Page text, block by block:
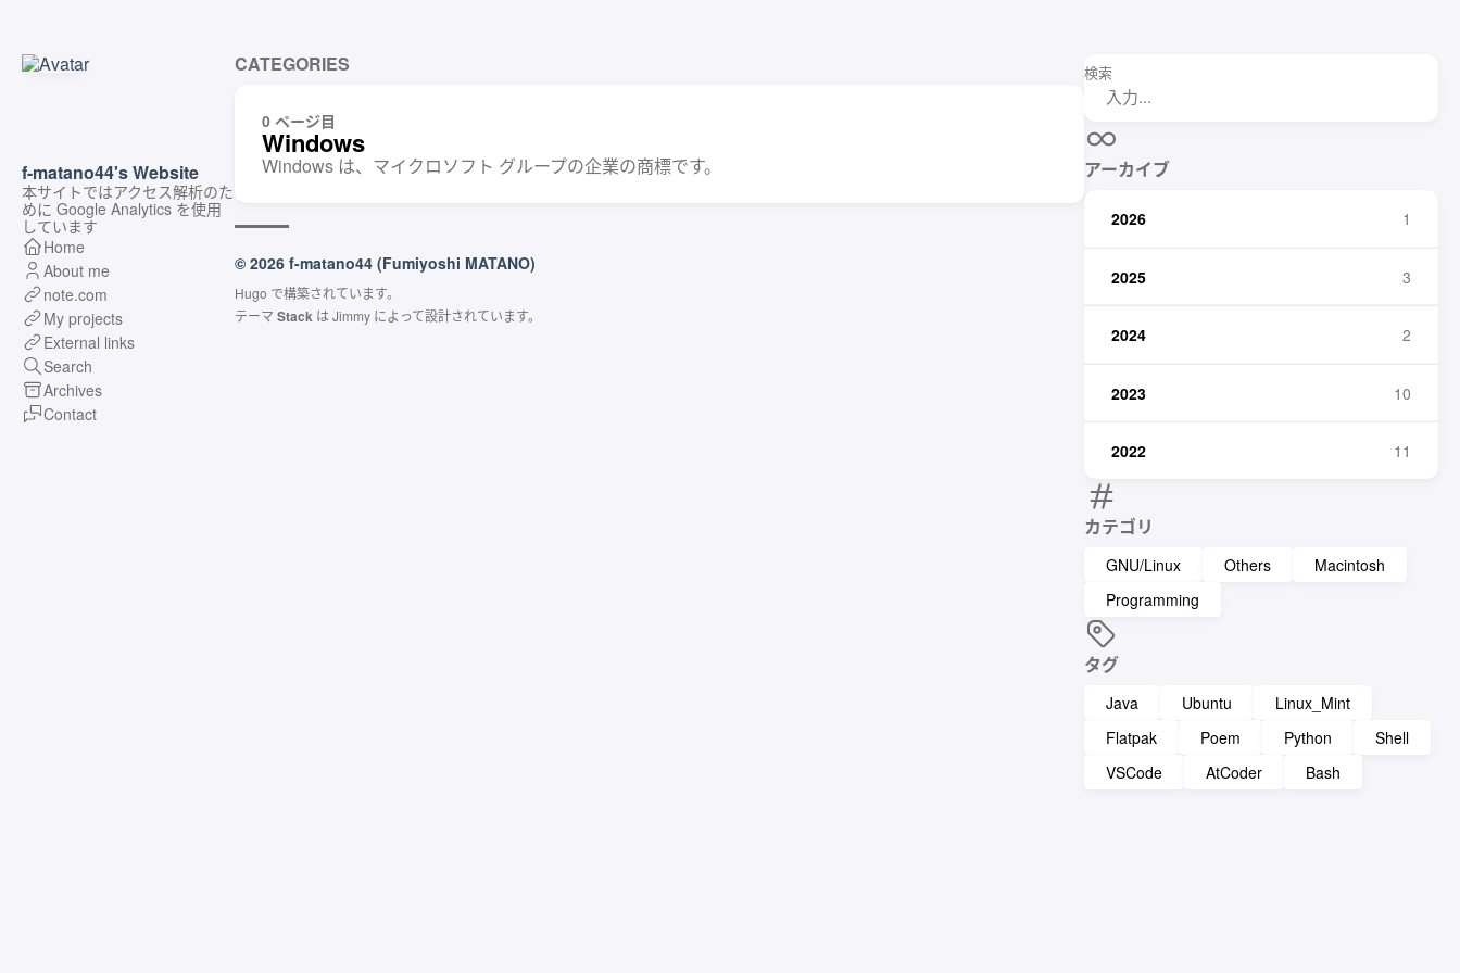
f-matano44's Website
本サイトではアクセス解析のた
めに Google Analytics を使用
しています
Home
About me
note.com
My projects
External links
Search
Archives
Contact
検索
アーカイブ
2026 1
2025 3
2024 2
2023 10
2022 11
カテゴリ
GNU/Linux Others
Macintosh
Programming
タグ
Java Ubuntu
Linux_Mint
Flatpak
Poem Python
Shell
VSCode
AtCoder Bash
CATEGORIES
0 ページ目
Windows
Windows は、マイクロソフト グループの企業の商標です。
© 2026 f-matano44 (Fumiyoshi MATANO)
Hugo で構築されています。
テーマ Stack はJimmyによって設計されています。